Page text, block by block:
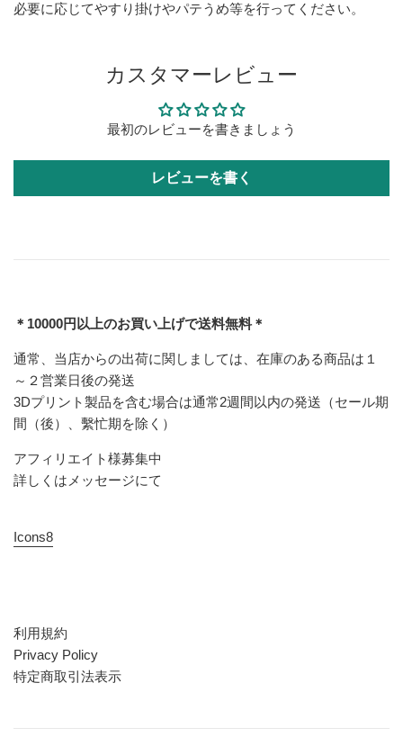
必要に応じてやすり掛けやパテうめ等を行ってください。
カスタマーレビュー
最初のレビューを書きましょう
レビューを書く
＊10000円以上のお買い上げで送料無料＊
通常、当店からの出荷に関しましては、在庫のある商品は１
～２営業日後の発送
3Dプリント製品を含む場合は通常2週間以内の発送（セール期
間（後）、繫忙期を除く）
アフィリエイト様募集中
詳しくはメッセージにて
Icons8
利用規約
Privacy Policy
特定商取引法表示